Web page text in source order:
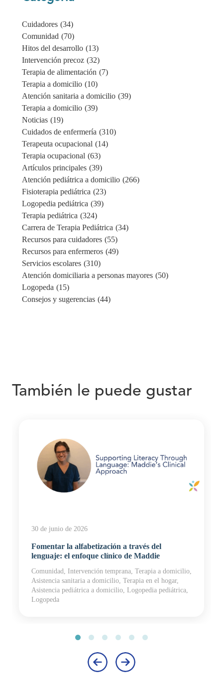
Cuidadores (34)
Comunidad (70)
Hitos del desarrollo (13)
Intervención precoz (32)
Terapia de alimentación (7)
Terapia a domicilio (10)
Atención sanitaria a domicilio (39)
Terapia a domicilio (39)
Noticias (19)
Cuidados de enfermería (310)
Terapeuta ocupacional (14)
Terapia ocupacional (63)
Artículos principales (39)
Atención pediátrica a domicilio (266)
Fisioterapia pediátrica (23)
Logopedia pediátrica (39)
Terapia pediátrica (324)
Carrera de Terapia Pediátrica (34)
Recursos para cuidadores (55)
Recursos para enfermeros (49)
Servicios escolares (310)
Atención domiciliaria a personas mayores (50)
Logopeda (15)
Consejos y sugerencias (44)
También le puede gustar
30 de junio de 2026
Fomentar la alfabetización a través del
lenguaje: el enfoque clínico de Maddie
Comunidad, Intervención temprana, Terapia a domicilio,
Asistencia sanitaria a domicilio, Terapia en el hogar,
Asistencia pediátrica a domicilio, Logopedia pediátrica,
Logopeda